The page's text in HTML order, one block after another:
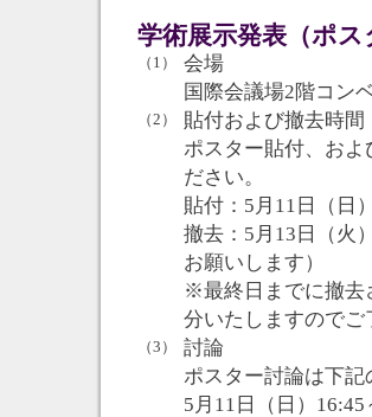
学術展示発表（ポス
（1）
会場
国際会議場2階コン
（2）
貼付および撤去時間
ポスター貼付、お
ださい。
貼付：5月11日（日
撤去：5月13日（火
お願いします）
※最終日までに撤去
分いたしますのでご
（3）
討論
ポスター討論は下
5月11日（日）